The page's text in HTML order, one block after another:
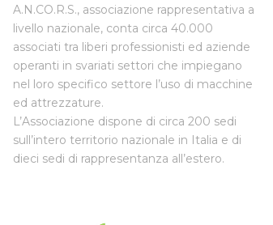
A.N.CO.R.S., associazione rappresentativa a
livello nazionale, conta circa 40.000
associati tra liberi professionisti ed aziende
operanti in svariati settori che impiegano
nel loro specifico settore l’uso di macchine
ed attrezzature.
L’Associazione dispone di circa 200 sedi
sull’intero territorio nazionale in Italia e di
dieci sedi di rappresentanza all’estero.